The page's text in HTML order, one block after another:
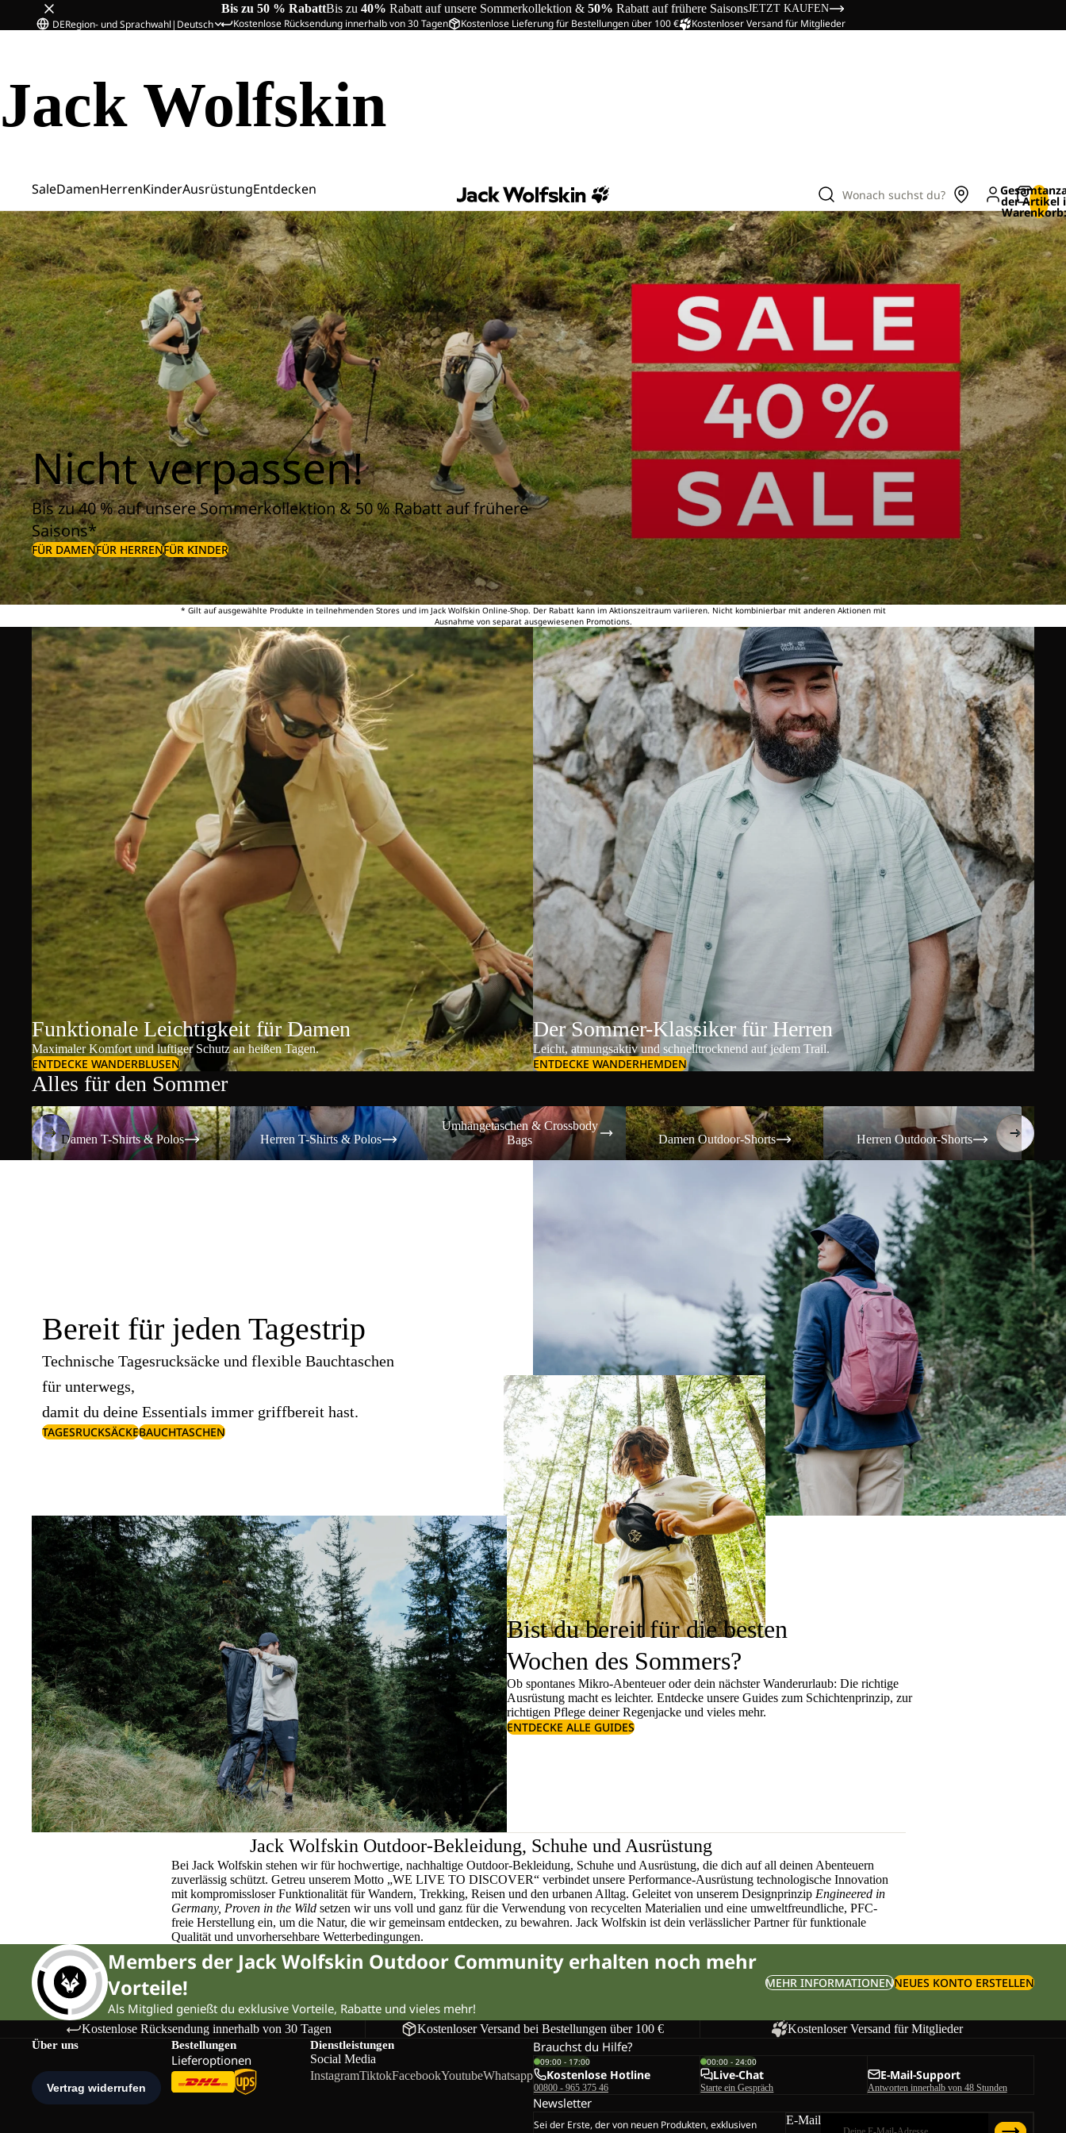
Bis zu 50 % RabattBis zu 40% Rabatt auf unsere Sommerkollektion & 50% Rabatt auf frühere SaisonsJETZT KAUFEN
Kostenlose Rücksendung innerhalb von 30 Tagen Kostenlose Lieferung für Bestellungen über 100 € Kostenloser Versand für Mitglieder
DERegion- und Sprachwahl| Deutsch
Jack Wolfskin
SaleDamenHerrenKinderAusrüstungEntdecken Wonach suchst du? der Artikel
Nicht verpassen!
Bis zu 40 % auf unsere Sommerkollektion & 50 % Rabatt auf frühere
Saisons*
FÜR DAMENFÜR HERRENFÜR KINDER
* Gilt auf ausgewählte Produkte in teilnehmenden Stores und im Jack Wolfskin Online-Shop. Der Rabatt kann im Aktionszeitraum variieren. Nicht kombinierbar mit anderen Aktionen mit
Ausnahme von separat ausgewiesenen Promotions.
Funktionale Leichtigkeit für Damen
Maximaler Komfort und luftiger Schutz an heißen Tagen.
ENTDECKE WANDERBLUSEN
Der Sommer-Klassiker für Herren
Leicht, atmungsaktiv und schnelltrocknend auf jedem Trail.
ENTDECKE WANDERHEMDEN
Alles für den Sommer
Damen T-Shirts & Polos
Damen T-Shirts & Polos
Herren T-Shirts & Polos
Herren T-Shirts & Polos
Umhängetaschen & Crossbody Bags
Umhängetaschen & Crossbody
Bags
Damen Outdoor-Shorts
Damen Outdoor-Shorts
Herren Outdoor-Shorts
Herren Outdoor-Shorts
Damen
Bereit für jeden Tagestrip
Technische Tagesrucksäcke und flexible Bauchtaschen
für unterwegs,
damit du deine Essentials immer griffbereit hast.
TAGESRUCKSÄCKEBAUCHTASCHEN
Bist du bereit für die besten
Wochen des Sommers?
Ob spontanes Mikro-Abenteuer oder dein nächster Wanderurlaub: Die richtige
Ausrüstung macht es leichter. Entdecke unsere Guides zum Schichtenprinzip, zur
richtigen Pflege deiner Regenjackeund vieles mehr.
ENTDECKE ALLE GUIDES
Jack Wolfskin Outdoor-Bekleidung, Schuhe und Ausrüstung
Bei Jack Wolfskin stehen wir für hochwertige, nachhaltige Outdoor-Bekleidung, Schuhe und Ausrüstung, die dich auf all deinen Abenteuern
zuverlässig schützt. Getreu unserem Motto „WE LIVE TO DISCOVER“ verbindet unsere Performance-Ausrüstung technologische Innovation
mit kompromissloser Funktionalität für Wandern, Trekking, Reisen und den urbanen Alltag. Geleitet von unserem Designprinzip Engineered in
Germany, Proven in the Wild setzen wir uns voll und ganz für die Verwendung von recycelten Materialien und eine umweltfreundliche, PFC-
freie Herstellung ein, um die Natur, die wir gemeinsam entdecken, zu bewahren. Jack Wolfskin ist dein verlässlicher Partner für funktionale
Qualität und unvorhersehbare Wetterbedingungen.
Members der Jack Wolfskin Outdoor Community erhalten noch mehr
Vorteile!
Als Mitglied genießt du exklusive Vorteile, Rabatte und vieles mehr!
MEHR INFORMATIONENNEUES KONTO ERSTELLEN
Kostenlose Rücksendung innerhalb von 30 Tagen Kostenloser Versand bei Bestellungen über 100 € Kostenloser Versand für Mitglieder
Über uns Bestellungen
Lieferoptionen
Dienstleistungen
Social Media
InstagramTiktokFacebookYoutubeWhatsapp
Brauchst du Hilfe?
09:00 - 17:00
Kostenlose Hotline
00800 - 965 375 46
00:00 - 24:00
Live-Chat
Starte ein Gespräch
E-Mail-Support
Antworten innerhalb von 48 Stunden
Newsletter
Sei der Erste, der von neuen Produkten, exklusiven
E-Mail